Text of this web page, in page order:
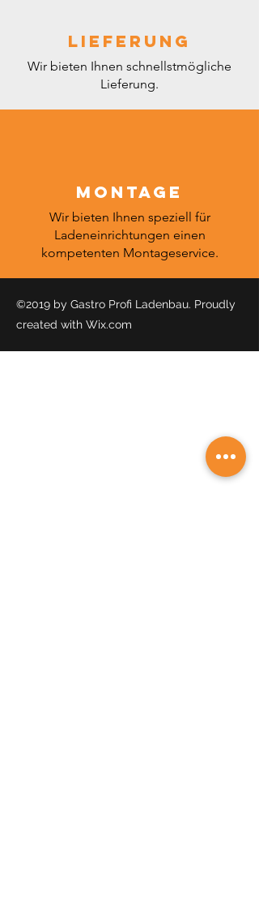
Lieferung
Wir bieten Ihnen schnellstmögliche
Lieferung.
Montage
Wir bieten Ihnen speziell für
Ladeneinrichtungen einen
kompetenten Montageservice.
©2019 by Gastro Profi Ladenbau. Proudly
created with Wix.com